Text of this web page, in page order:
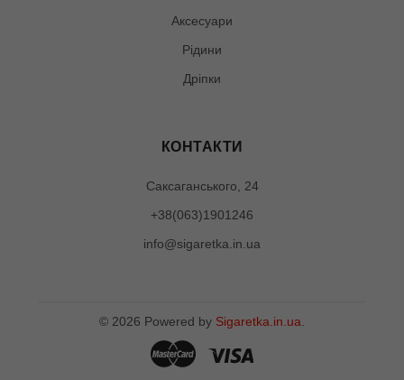
Аксесуари
Рідини
Дріпки
КОНТАКТИ
Саксаганського, 24
+38(063)1901246
info@sigaretka.in.ua
© 2026 Powered by Sigaretka.in.ua